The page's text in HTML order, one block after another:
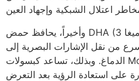
وأخيراً، يحافظ حمض DHA (أوميغا 3) على مرونة وسيولة أغشية
من نقل الإشارات البصرية إلى
الدماغ. وبذلك، تساعد كبسولات Mor Lazurde في الحفاظ على
على استعادة الرؤية بعد التعرض